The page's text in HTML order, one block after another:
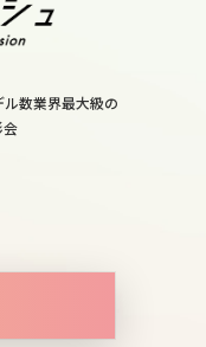
数業界最大級の
会